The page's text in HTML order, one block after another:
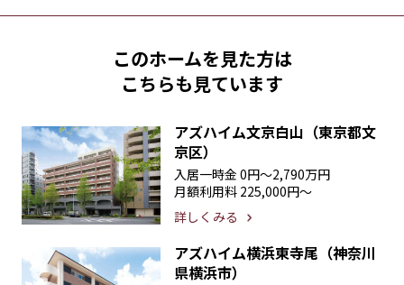
このホームを見た方は
こちらも見ています
アズハイム文京白山（東京都文
京区）
入居一時金 0円〜2,790万円
月額利用料 225,000円〜
詳しくみる
アズハイム横浜東寺尾（神奈川
県横浜市）